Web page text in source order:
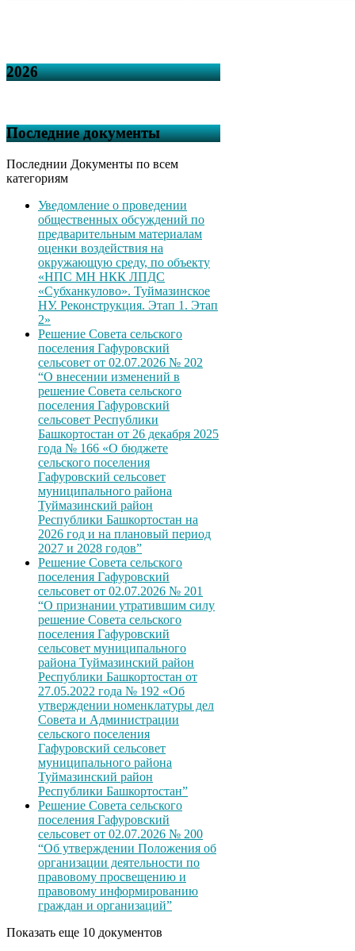
2026
Последние документы
Последнии Документы по всем
категориям
Уведомление о проведении
общественных обсуждений по
предварительным материалам
оценки воздействия на
окружающую среду, по объекту
«НПС МН НКК ЛПДС
«Субханкулово». Туймазинское
НУ. Реконструкция. Этап 1. Этап
2»
Решение Совета сельского
поселения Гафуровский
сельсовет от 02.07.2026 № 202
“О внесении изменений в
решение Совета сельского
поселения Гафуровский
сельсовет Республики
Башкортостан от 26 декабря 2025
года № 166 «О бюджете
сельского поселения
Гафуровский сельсовет
муниципального района
Туймазинский район
Республики Башкортостан на
2026 год и на плановый период
2027 и 2028 годов”
Решение Совета сельского
поселения Гафуровский
сельсовет от 02.07.2026 № 201
“О признании утратившим силу
решение Совета сельского
поселения Гафуровский
сельсовет муниципального
района Туймазинский район
Республики Башкортостан от
27.05.2022 года № 192 «Об
утверждении номенклатуры дел
Совета и Администрации
сельского поселения
Гафуровский сельсовет
муниципального района
Туймазинский район
Республики Башкортостан”
Решение Совета сельского
поселения Гафуровский
сельсовет от 02.07.2026 № 200
“Об утверждении Положения об
организации деятельности по
правовому просвещению и
правовому информированию
граждан и организаций”
Показать еще 10 документов